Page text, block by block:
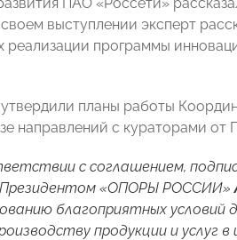
выступлении эксперт
реализации программы
планы работы
направлений с кураторами от
с соглашением,
«ОПОРЫ РОССИИ»
благоприятных условий
продукции и услуг